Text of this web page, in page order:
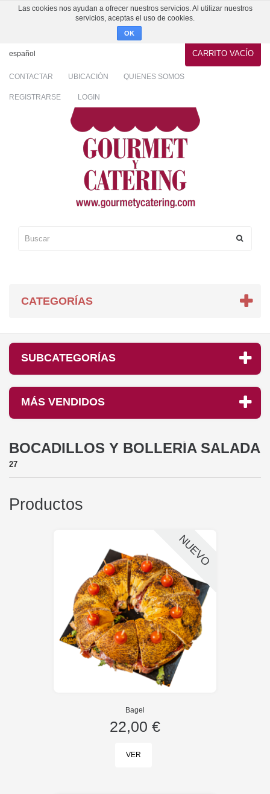
Las cookies nos ayudan a ofrecer nuestros servicios. Al utilizar nuestros
servicios, aceptas el uso de cookies.
OK
CARRITO VACÍO
español
CONTACTAR UBICACIÓN QUIENES SOMOS
REGISTRARSE LOGIN
CATEGORÍAS
SUBCATEGORÍAS
MÁS VENDIDOS
BOCADILLOS Y BOLLERÍA SALADA
27
Productos
NUEVO
Bagel
22,00 €
VER